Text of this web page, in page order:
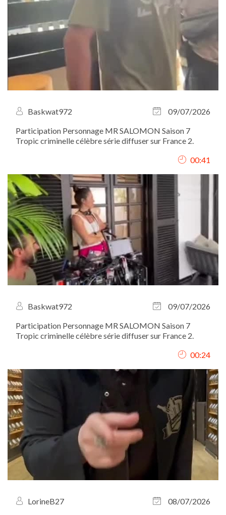
Baskwat972
09/07/2026
Participation Personnage MR SALOMON Saison 7
Tropic criminelle célèbre série diffuser sur France 2.
00:41
Baskwat972
09/07/2026
Participation Personnage MR SALOMON Saison 7
Tropic criminelle célèbre série diffuser sur France 2.
00:24
LorineB27
08/07/2026